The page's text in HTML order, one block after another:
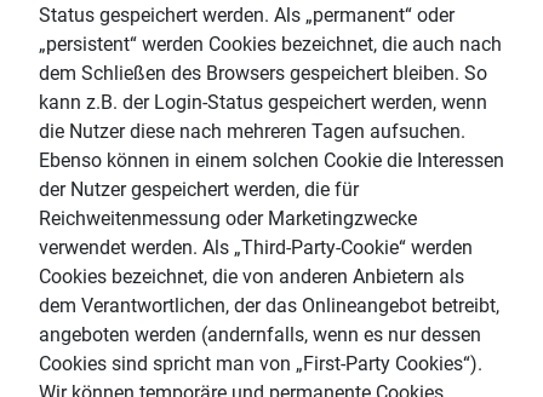
Status gespeichert werden. Als „permanent“ oder
„persistent“ werden Cookies bezeichnet, die auch nach
dem Schließen des Browsers gespeichert bleiben. So
kann z.B. der Login-Status gespeichert werden, wenn
die Nutzer diese nach mehreren Tagen aufsuchen.
Ebenso können in einem solchen Cookie die Interessen
der Nutzer gespeichert werden, die für
Reichweitenmessung oder Marketingzwecke
verwendet werden. Als „Third-Party-Cookie“ werden
Cookies bezeichnet, die von anderen Anbietern als
dem Verantwortlichen, der das Onlineangebot betreibt,
angeboten werden (andernfalls, wenn es nur dessen
Cookies sind spricht man von „First-Party Cookies“).